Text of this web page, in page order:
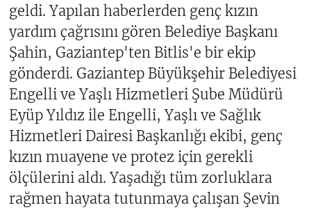
geldi. Yapılan haberlerden genç kızın
yardım çağrısını gören Belediye Başkanı
Şahin, Gaziantep'ten Bitlis'e bir ekip
gönderdi. Gaziantep Büyükşehir Belediyesi
Engelli ve Yaşlı Hizmetleri Şube Müdürü
Eyüp Yıldız ile Engelli, Yaşlı ve Sağlık
Hizmetleri Dairesi Başkanlığı ekibi, genç
kızın muayene ve protez için gerekli
ölçülerini aldı. Yaşadığı tüm zorluklara
rağmen hayata tutunmaya çalışan Şevin